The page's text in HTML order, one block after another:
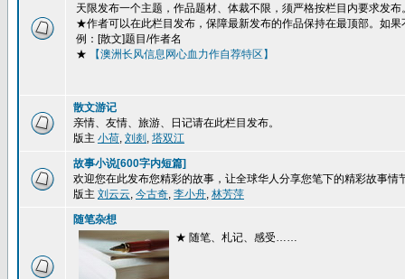
天限发布一个主题，作品题材、体裁不限，须严格按栏目内要求发布
★作者可以在此栏目发布，保障最新发布的作品保持在最顶部。如
例：[散文]题目/作者名
★ 【澳洲长风信息网心血力作自荐特区】
散文游记
亲情、友情、旅游、日记请在此栏目发布。
版主 小荷, 刘剡 , 塔双江
故事小说[600字内短篇]
欢迎您在此发布您精彩的故事，让全球华人分享您笔下的精彩故事情
版主 刘云云, 今古奇, 李小舟, 林芳萍
随笔杂想
★ 随笔、札记、感受……